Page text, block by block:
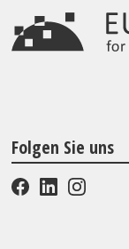
Folgen Sie uns